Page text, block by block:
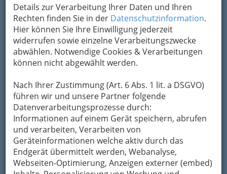
Details zur Verarbeitung Ihrer Daten und Ihren
Rechten finden Sie in der Datenschutzinformation.
Hier können Sie Ihre Einwilligung jederzeit
widerrufen sowie einzelne Verarbeitungszwecke
abwählen. Notwendige Cookies & Verarbeitungen
können nicht abgewählt werden.
Nach Ihrer Zustimmung (Art. 6 Abs. 1 lit. a DSGVO)
führen wir und unsere Partner folgende
Datenverarbeitungsprozesse durch:
Informationen auf einem Gerät speichern, abrufen
und verarbeiten, Verarbeiten von
Geräteinformationen welche aktiv durch das
Endgerät übermittelt werden, Webanalyse,
Webseiten-Optimierung, Anzeigen externer (embed)
Eröffnung der styriarte 2015 Graz am 26. Juni 2015 – ‚... und
lachte‘ - 001
Vergrößern
Bei Interesse angrößeren Bildern oder Fotos ohne Logo
“... und lachte”
Eröffnung styriarte 2015 Graz
26. Juni 2015